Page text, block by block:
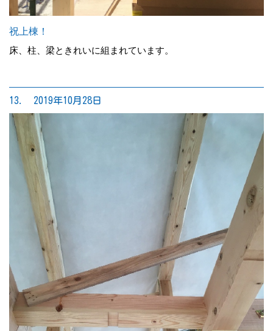
祝上棟！
床、柱、梁ときれいに組まれています。
13. 2019年10月28日